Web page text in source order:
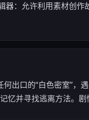
器：允许利用素材创
出口的“白色密室”，
忆并寻找逃离方法。